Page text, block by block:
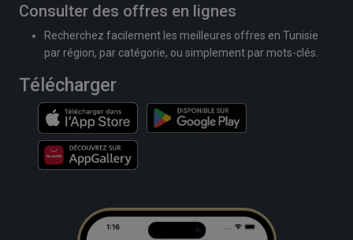
Consulter des offres en lignes
Recherchez facilement les meilleures offres en Tunisie
par région, par catégorie, ou simplement par mots-clés.
Télécharger